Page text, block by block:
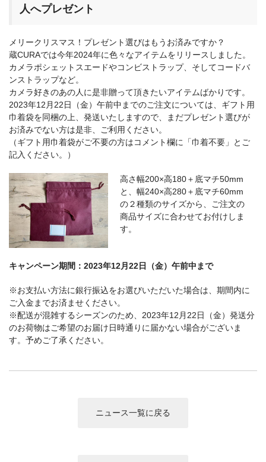
ワンタイムカメラ カメラストラップ
アウトレット
English introduction
人へプレゼント
メリークリスマス！プレゼント選びはもうお済みですか？
蔵CURAでは今年2024年に色々なアイテムをリリースしました。
カメラポシェットスエードやコンビストラップ、そしてコードバ
ンストラップなど。
カメラ好きのあの人に是非贈って頂きたいアイテムばかりです。
2023年12月22日（金）午前中までのご注文については、ギフト用
巾着袋を同梱の上、発送いたしますので、まだプレゼント選びが
お済みでない方は是非、ご利用ください。
（ギフト用巾着袋がご不要の方はコメント欄に「巾着不要」とご
記入ください。）
高さ幅200×高180＋底マチ50mm
と、幅240×高280＋底マチ60mm
の２種類のサイズから、ご注文の
商品サイズに合わせてお付けしま
す。
キャンペーン期間：2023年12月22日（金）午前中まで
※お支払い方法に銀行振込をお選びいただいた場合は、期間内に
ご入金までお済ませください。
※配送が混雑するシーズンのため、2023年12月22日（金）発送分
のお荷物はご希望のお届け日時通りに届かない場合がございま
す。予めご了承ください。
ニュース一覧に戻る